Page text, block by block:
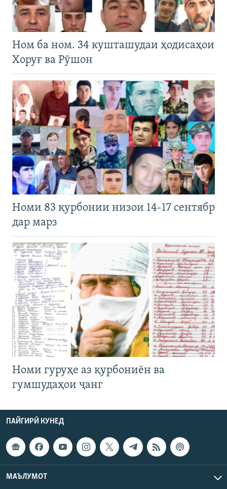
Ном ба ном. 34 кушташудаи ҳодисаҳои
Хоруғ ва Рӯшон
Номи 83 қурбонии низои 14-17 сентябр
дар марз
Номи гуруҳе аз қурбониён ва
гумшудаҳои ҷанг
ПАЙГИРӢ КУНЕД
МАЪЛУМОТ